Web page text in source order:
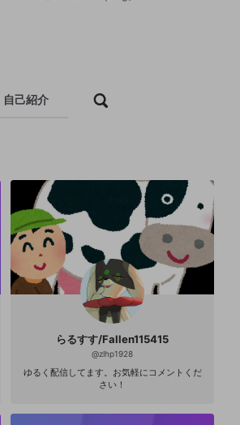
自己紹介
らるすす/Fallen115415
@zlhp1928
ゆるく配信してます。お気軽にコメントくだ
さい！